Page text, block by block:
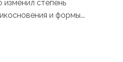
степень
и формы...